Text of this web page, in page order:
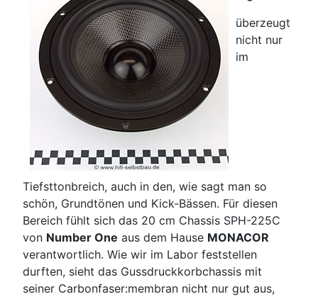
überzeugt
nicht nur
im
Tiefsttonbreich, auch in den, wie sagt man so
schön, Grundtönen und Kick-Bässen. Für diesen
Bereich fühlt sich das 20 cm Chassis SPH-225C
von Number One aus dem Hause MONACOR
verantwortlich. Wie wir im Labor feststellen
durften, sieht das Gussdruckkorbchassis mit
seiner Carbonfaser:membran nicht nur gut aus,